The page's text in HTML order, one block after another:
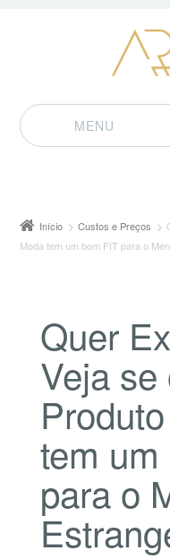
MENU
Início Custos e Preços
Moda tem um bom FIT para o
Quer
Veja se
tem
para o